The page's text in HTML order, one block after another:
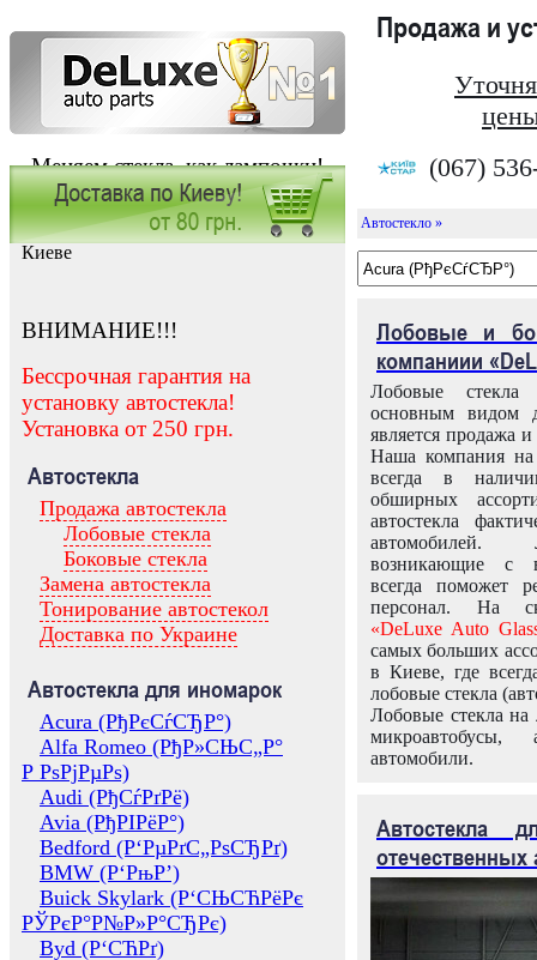
Меняем стекла, как лампочки!
Продажа и
(067)
Заказать установку автостекла в
Киеве
ВНИМАНИЕ!!!
Бессрочная гарантия на
установку автостекла!
Установка от 250 грн.
Автостекла
Продажа автостекла
Лобовые стекла
Боковые стекла
Замена автостекла
Тонирование автостекол
Доставка по Украине
Автостекла для иномарок
Acura (РђРєСѓСЂР°)
Alfa Romeo (РђР»СЊС„Р°
Р РѕРјРµРѕ)
Audi (РђСѓРґРё)
Avia (РђРІРёР°)
Bedford (Р‘РµРґС„РѕСЂРґ)
BMW (Р‘РњР’)
Buick Skylark (Р‘СЊСЋРёРє
РЎРєР°Р№Р»Р°СЂРє)
Byd (Р‘СЋРґ)
Автостекло »
Лобовые и
компаниии
Лобовые
основным видом
является продажа и
Наша компания на
всегда в
обширных
автостекла
возникающие с
всегда поможет
персонал. На
«DeLuxe Auto
самых больших
в Киеве, где
лобовые стекла
Лобовые стекла на
микроавтобусы,
автомобили.
Автостекла
отечественных